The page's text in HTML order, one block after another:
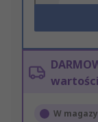
wartości
W